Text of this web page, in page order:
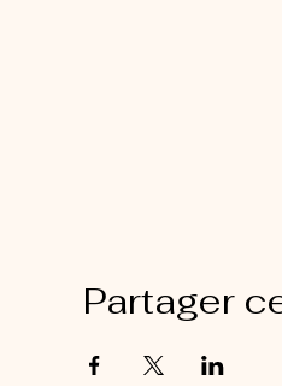
Partager